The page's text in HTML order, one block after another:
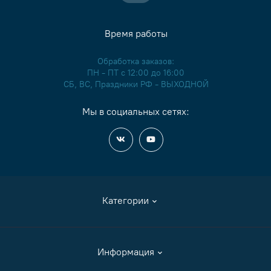
Категории
Аксессуары
Информация
Время работы
Обработка заказов:
ПН - ПТ с 12:00 до 16:00
СБ, ВС, Праздники РФ - ВЫХОДНОЙ
Мы в социальных сетях: